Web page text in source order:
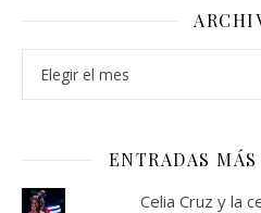
ENTRADAS
Celia Cruz y la